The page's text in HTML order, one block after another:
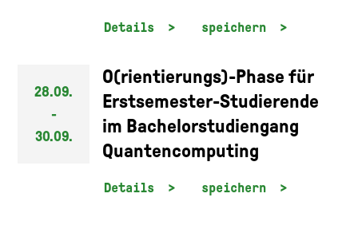
Details speichern
28.09.
-
30.09.
O(rientierungs)-Phase für
Erstsemester-Studierende
im Bachelorstudiengang
Quantencomputing
Details speichern